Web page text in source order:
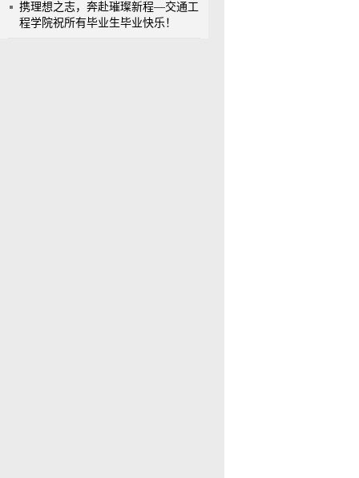
携理想之志，奔赴璀璨新程—交通工
程学院祝所有毕业生毕业快乐！